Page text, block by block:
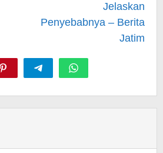
Jelaskan
Penyebabnya – Berita
Jatim